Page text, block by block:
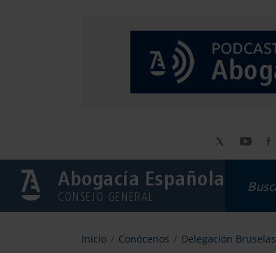
Abogacía Española
CONSEJO GENERAL
Inicio Conócenos Delegación Bruselas